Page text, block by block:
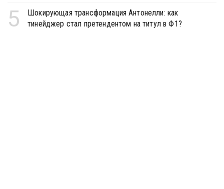
5
Шокирующая трансформация Антонелли: как
тинейджер стал претендентом на титул в Ф1?